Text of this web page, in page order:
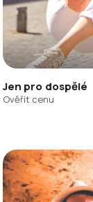
Jen pro dospělé
Ověřit cenu